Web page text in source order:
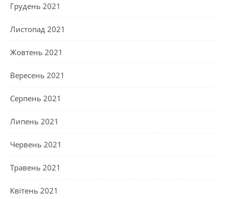
Грудень 2021
Листопад 2021
Жовтень 2021
Вересень 2021
Серпень 2021
Липень 2021
Червень 2021
Травень 2021
Квітень 2021